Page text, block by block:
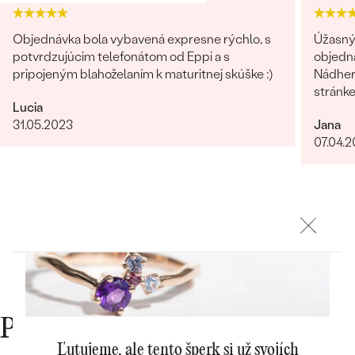
OBJAVIŤ
NA MIERU
DIAMANTY
náušnice
prívesky
Najpredávanejšie
prstene
Objednávka bola vybavená expresne rýchlo, s
potvrdzujúcim telefonátom od Eppi a s
pripojeným blahoželaním k maturitnej skúške :)
Lucia
31.05.2023
Jana
Prečo nakupovať v Eppi
Ľutujeme, ale tento šperk si už svojích